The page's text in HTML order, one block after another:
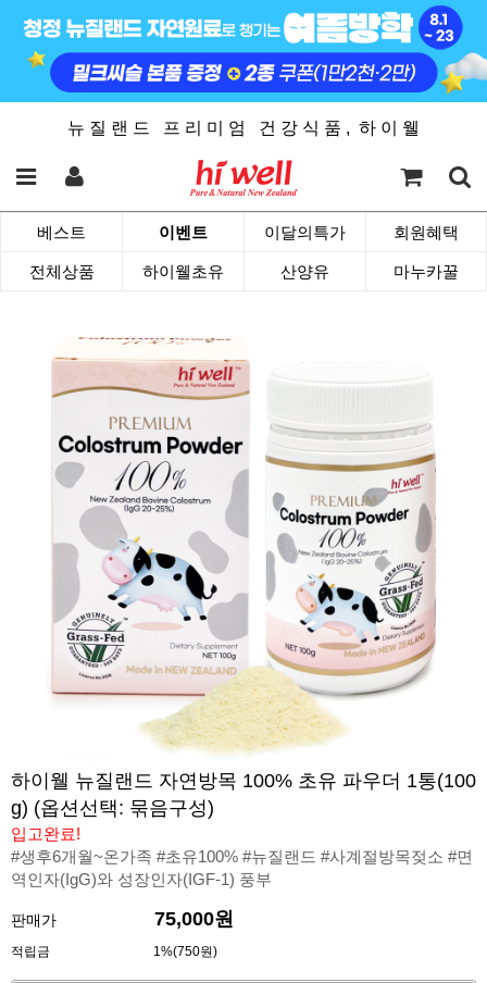
뉴 질 랜 드 프 리 미 엄 건 강 식 품 , 하 이 웰
베스트 이벤트 이달의특가 회원혜택
전체상품 하이웰초유 산양유 마누카꿀
하이웰 뉴질랜드 자연방목 100% 초유 파우더 1통(100
g) (옵션선택: 묶음구성)
입고완료!
#생후6개월~온가족 #초유100% #뉴질랜드 #사계절방목젖소 #면
역인자(IgG)와 성장인자(IGF-1) 풍부
판매가 75,000원
적립금 1%(750원)